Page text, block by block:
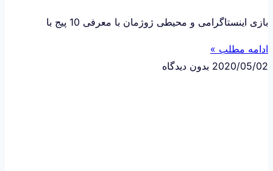
بازی اینستاگرامی و محیطی ژوژمان با معرفی 10 پیج با
ادامه مطلب »
2020/05/02 بدون دیدگاه